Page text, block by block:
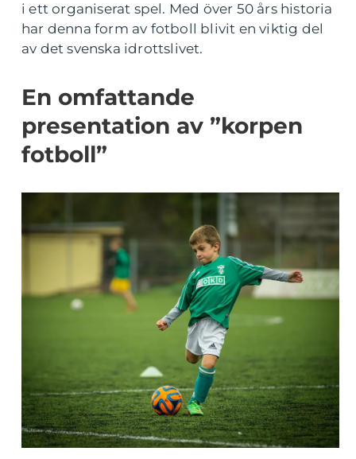
i ett organiserat spel. Med över 50 års historia
har denna form av fotboll blivit en viktig del
av det svenska idrottslivet.
En omfattande
presentation av ”korpen
fotboll”